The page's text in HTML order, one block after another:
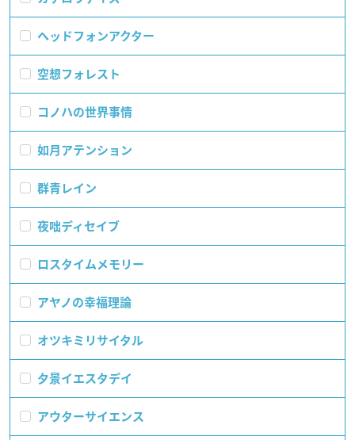
ヘッドフォンアクター
空想フォレスト
コノハの世界事情
如月アテンション
群青レイン
夜咄ディセイブ
ロスタイムメモリー
アヤノの幸福理論
オツキミリサイタル
夕景イエスタデイ
アウターサイエンス